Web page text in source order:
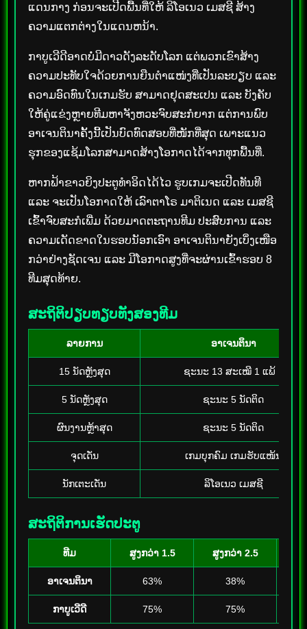
ແດນກາງ ກ່ອນຈະເປີດພື້ນທີ່ໃຫ້ ລິໂອເນວ ເມສຊີ ສ້າງ
ຄວາມແຕກຕ່າງໃນແດນຫນ້າ.
ກາບູເວີດີອາດບໍ່ມີດາວດັງລະດັບໂລກ ແຕ່ພວກເຂົາສ້າງ
ຄວາມປະທັບໃຈດ້ວຍການຍືນຕຳແໜ່ງທີ່ເປັນລະບຽບ ແລະ
ຄວາມອົດທົນໃນເກມຮັບ ສາມາດຢຸດສະເປນ ແລະ ບັງຄັບ
ໃຫ້ຄູ່ແຂ່ງຫຼາຍທີມຫາຈັງຫວະຈົບສະກໍຍາກ ແຕ່ການພົບ
ອາເຈນຕິນາຄັ້ງນີ້ເປັນບົດທົດສອບທີ່ໜັກທີ່ສຸດ ເພາະແນວ
ຮຸກຂອງແຊ້ມໂລກສາມາດສ້າງໂອກາດໄດ້ຈາກທຸກພື້ນທີ່.
ຫາກຟ້າຂາວຍິງປະຕູທຳອິດໄດ້ໄວ ຮູບເກມຈະເປີດທັນທີ
ແລະ ຈະເປັນໂອກາດໃຫ້ ເລົາຕາໂຣ ມາຕິເນດ ແລະ ເມສຊີ
ເຂົ້າຈົບສະກໍເພີ່ມ ດ້ວຍມາດຕະຖານທີມ ປະສົບການ ແລະ
ຄວາມເດັດຂາດໃນຮອບນັອກເອົາ ອາເຈນຕິນາຍັງເບິ່ງເໜືອ
ກວ່າຢ່າງຊັດເຈນ ແລະ ມີໂອກາດສູງທີ່ຈະຜ່ານເຂົ້າຮອບ 8
ທີມສຸດທ້າຍ.
ສະຖິຕິປຽບທຽບທັງສອງທີມ
ລາຍການ ອາເຈນຕິນາ
15 ນັດຫຼັງສຸດ ຊະນະ 13 ສະເໝີ 1 ແພ້ 1
5 ນັດຫຼັງສຸດ ຊະນະ 5 ນັດຕິດ
ຜົນງານຫຼ້າສຸດ ຊະນະ 5 ນັດຕິດ
ຈຸດເດັ່ນ ເກມບຸກຄົມ ເກມຮັບແໜ້ນ
ນັກເຕະເດັ່ນ ລິໂອເນວ ເມສຊີ
ສະຖິຕິການເຮັດປະຕູ
ທີມ ສູງກວ່າ 1.5 ສູງກວ່າ 2.5
ອາເຈນຕິນາ 63% 38%
ກາບູເວີດີ 75% 75%